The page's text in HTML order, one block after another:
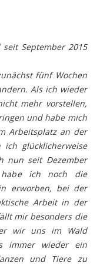
September 2015
fünf Wochen
Als ich wieder
mehr vorstellen,
und habe mich
Arbeitsplatz an der
glücklicherweise
nun seit Dezember
habe ich noch die
erworben, bei der
Arbeit in der
mir besonders die
wir uns im Wald
immer wieder ein
und Tiere zu